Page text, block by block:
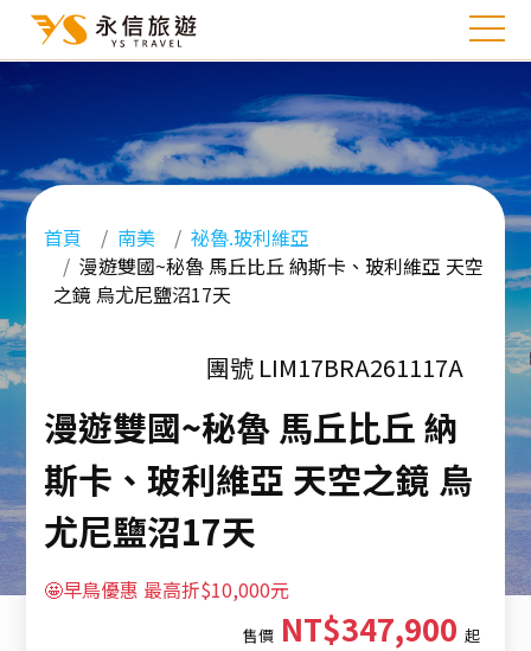
首頁 南美
祕魯.玻利維亞
漫遊雙國~秘魯 馬丘比丘 納斯卡、玻利維亞 天空
之鏡 烏尤尼鹽沼17天
團號 LIM17BRA261117A
漫遊雙國~秘魯 馬丘比丘 納
斯卡、玻利維亞 天空之鏡 烏
尤尼鹽沼17天
🤩早鳥優惠 最高折$10,000元
售價NT$347,900 起